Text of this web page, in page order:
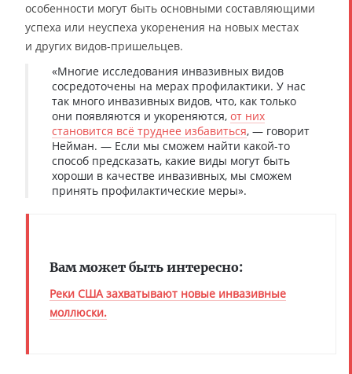
особенности могут быть основными составляющими
успеха или неуспеха укоренения на новых местах
и других видов-пришельцев.
«Многие исследования инвазивных видов
сосредоточены на мерах профилактики. У нас
так много инвазивных видов, что, как только
они появляются и укореняются, от них
становится всё труднее избавиться, — говорит
Нейман. — Если мы сможем найти какой-то
способ предсказать, какие виды могут быть
хороши в качестве инвазивных, мы сможем
принять профилактические меры».
Вам может быть интересно:
Реки США захватывают новые инвазивные
моллюски.